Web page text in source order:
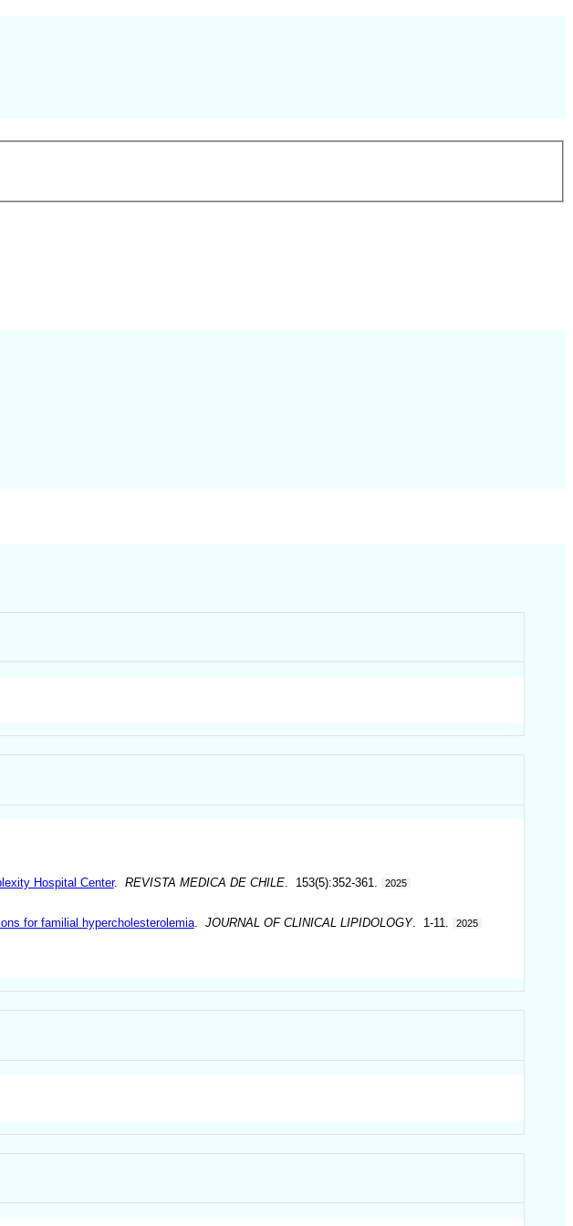
Hospital Center. REVISTA MEDICA DE CHILE. 153(5):352-361. 2025
for familial hypercholesterolemia. JOURNAL OF CLINICAL LIPIDOLOGY. 1-11. 2025